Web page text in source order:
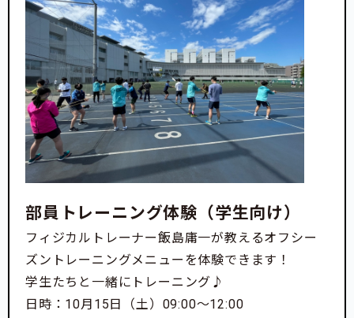
部員トレーニング体験（学生向け）
フィジカルトレーナー飯島庸一が教えるオフシー
ズントレーニングメニューを体験できます！
学生たちと一緒にトレーニング♪
日時：10月15日（土）09:00〜12:00